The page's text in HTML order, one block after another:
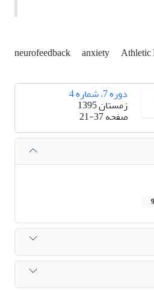
neurofeedback anxiety Athletic
دوره 7، شماره 4
زمستان 1395
صفحه21-37